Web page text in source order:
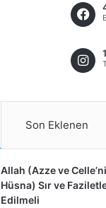
Son Eklenen
Allah (Azze ve
Hüsna) Sır ve
Edilmeli